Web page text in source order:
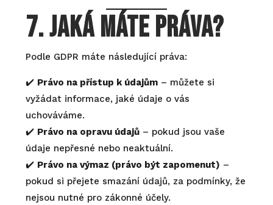
7. Jaká máte práva?
Podle GDPR máte následující práva:
✔️ Právo na přístup k údajům – můžete si
vyžádat informace, jaké údaje o vás
uchováváme.
✔️ Právo na opravu údajů – pokud jsou vaše
údaje nepřesné nebo neaktuální.
✔️ Právo na výmaz (právo být zapomenut) –
pokud si přejete smazání údajů, za podmínky, že
nejsou nutné pro zákonné účely.